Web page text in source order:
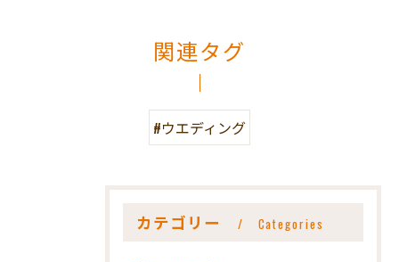
関連タグ
#ウエディング
カテゴリー Categories